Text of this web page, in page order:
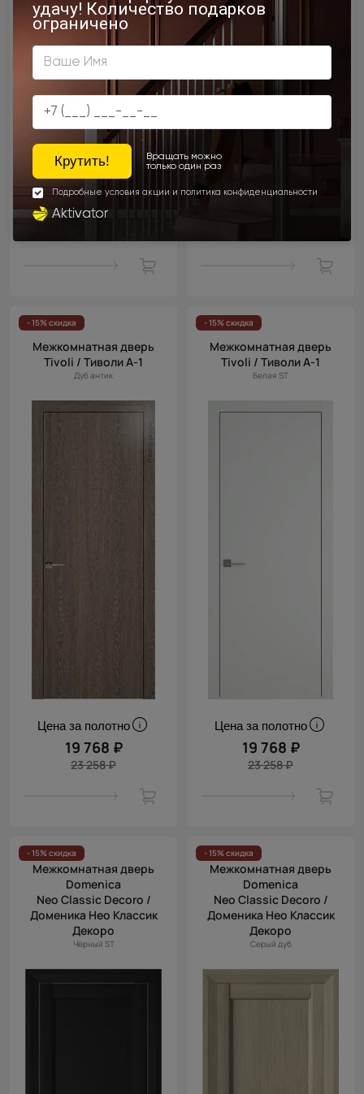
Цена за полотно
19 768 ₽
Цена за полотно
- 15% скидка
Межкомнатная дверь
Tivoli / Тиволи А-1
Дуб антик
Цена за полотно
19 768 ₽
23 258 ₽
- 15% скидка
Межкомнатная дверь
Tivoli / Тиволи А-1
Белая ST
Цена за полотно
19 768 ₽
23 258 ₽
- 15% скидка
Межкомнатная дверь
Domenica
Neo Classic Decoro /
Доменика Нео Классик
Декоро
Чёрный ST
- 15% скидка
Межкомнатная дверь
Domenica
Neo Classic Decoro /
Доменика Нео Классик
Декоро
Серый дуб